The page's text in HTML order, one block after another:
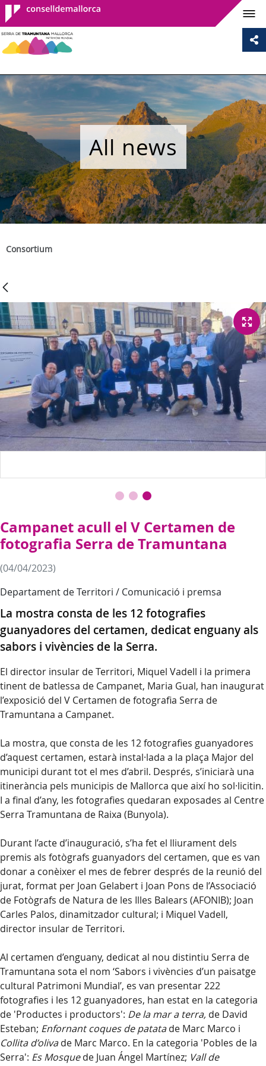
Consell de
Mallorca
All news
Consortium
Campanet acull el V Certamen de
fotografia Serra de Tramuntana
(04/04/2023)
Departament de Territori / Comunicació i premsa
La mostra consta de les 12 fotografies
guanyadores del certamen, dedicat enguany als
sabors i vivències de la Serra.
El director insular de Territori, Miquel Vadell i la primera
tinent de batlessa de Campanet, Maria Gual, han inaugurat
l’exposició del V Certamen de fotografia Serra de
Tramuntana a Campanet.
La mostra, que consta de les 12 fotografies guanyadores
d’aquest certamen, estarà instal·lada a la plaça Major del
municipi durant tot el mes d’abril. Després, s’iniciarà una
itinerància pels municipis de Mallorca que així ho sol·licitin.
I a final d’any, les fotografies quedaran exposades al Centre
Serra Tramuntana de Raixa (Bunyola).
Durant l’acte d’inauguració, s’ha fet el lliurament dels
premis als fotògrafs guanyadors del certamen, que es van
donar a conèixer el mes de febrer després de la reunió del
jurat, format per Joan Gelabert i Joan Pons de l’Associació
de Fotògrafs de Natura de les Illes Balears (AFONIB); Joan
Carles Palos, dinamitzador cultural; i Miquel Vadell,
director insular de Territori.
Al certamen d’enguany, dedicat al nou distintiu Serra de
Tramuntana sota el nom ‘Sabors i vivències d’un paisatge
cultural Patrimoni Mundial’, es van presentar 222
fotografies i les 12 guanyadores, han estat en la categoria
de 'Productes i productors': De la mar a terra, de David
Esteban; Enfornant coques de patatade Marc Marco i
Collita d’olivade Marc Marco. En la categoria 'Pobles de la
Serra': Es Mosquede Juan Ángel Martínez; Vall de